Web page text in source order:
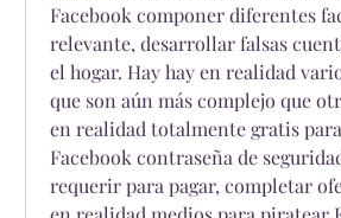
Facebook componer diferentes
relevante, desarrollar falsas
el hogar. Hay hay en realidad
que son aún más complejo que
en realidad totalmente gratis
Facebook contraseña de
requerir para pagar, completar